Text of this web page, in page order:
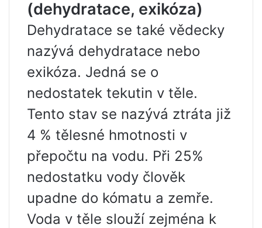
(dehydratace, exikóza)
Dehydratace se také vědecky
nazývá dehydratace nebo
exikóza. Jedná se o
nedostatek tekutin v těle.
Tento stav se nazývá ztráta již
4 % tělesné hmotnosti v
přepočtu na vodu. Při 25%
nedostatku vody člověk
upadne do kómatu a zemře.
Voda v těle slouží zejména k